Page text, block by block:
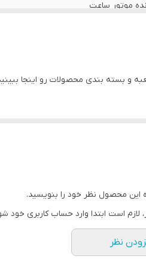
موتور ساعت
و بسته بندی محصولات رو اینجا
این محصول نظر خود را بنویسید.
لازم است ابتدا وارد حساب کاربری خود
نظر